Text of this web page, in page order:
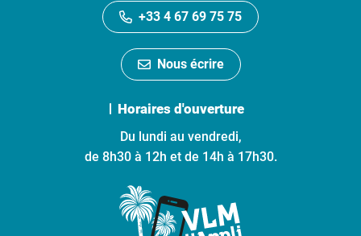
+33 4 67 69 75 75
Nous écrire
Horaires d'ouverture
Du lundi au vendredi,
de 8h30 à 12h et de 14h à 17h30.